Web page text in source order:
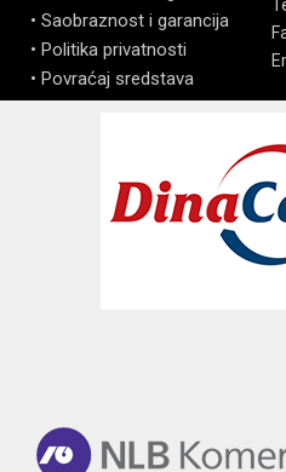
• Saobraznost i garancija
• Politika privatnosti
• Povraćaj sredstava